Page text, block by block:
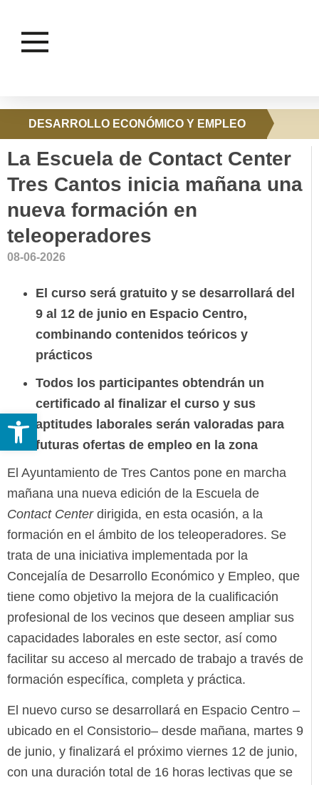
DESARROLLO ECONÓMICO Y EMPLEO
La Escuela de Contact Center
Tres Cantos inicia mañana una
nueva formación en
teleoperadores
08-06-2026
El curso será gratuito y se desarrollará del
9 al 12 de junio en Espacio Centro,
combinando contenidos teóricos y
prácticos
Todos los participantes obtendrán un
certificado al finalizar el curso y sus
aptitudes laborales serán valoradas para
futuras ofertas de empleo en la zona
El Ayuntamiento de Tres Cantos pone en marcha
mañana una nueva edición de la Escuela de
Contact Center dirigida, en esta ocasión, a la
formación en el ámbito de los teleoperadores. Se
trata de una iniciativa implementada por la
Concejalía de Desarrollo Económico y Empleo, que
tiene como objetivo la mejora de la cualificación
profesional de los vecinos que deseen ampliar sus
capacidades laborales en este sector, así como
facilitar su acceso al mercado de trabajo a través de
formación específica, completa y práctica.
El nuevo curso se desarrollará en Espacio Centro –
ubicado en el Consistorio– desde mañana, martes 9
de junio, y finalizará el próximo viernes 12 de junio,
con una duración total de 16 horas lectivas que se
Abrir barra de herramientas